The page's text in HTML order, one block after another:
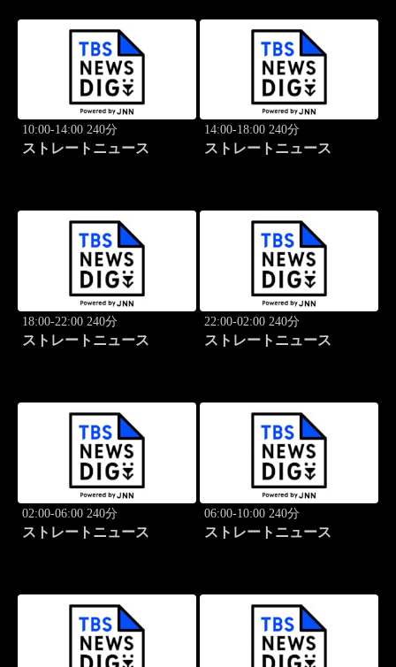
10:00-14:00 240分
ストレートニュース
14:00-18:00 240分
ストレートニュース
18:00-22:00 240分
ストレートニュース
22:00-02:00 240分
ストレートニュース
02:00-06:00 240分
ストレートニュース
06:00-10:00 240分
ストレートニュース